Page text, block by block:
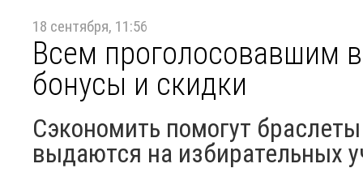
18 сентября, 11:56
Всем проголосовавшим
бонусы и скидки
Сэкономить помогут
выдаются на избирательных